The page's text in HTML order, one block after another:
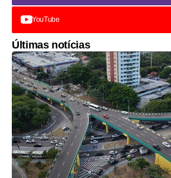
YouTube
Últimas notícias